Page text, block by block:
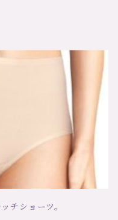
チショーツ。